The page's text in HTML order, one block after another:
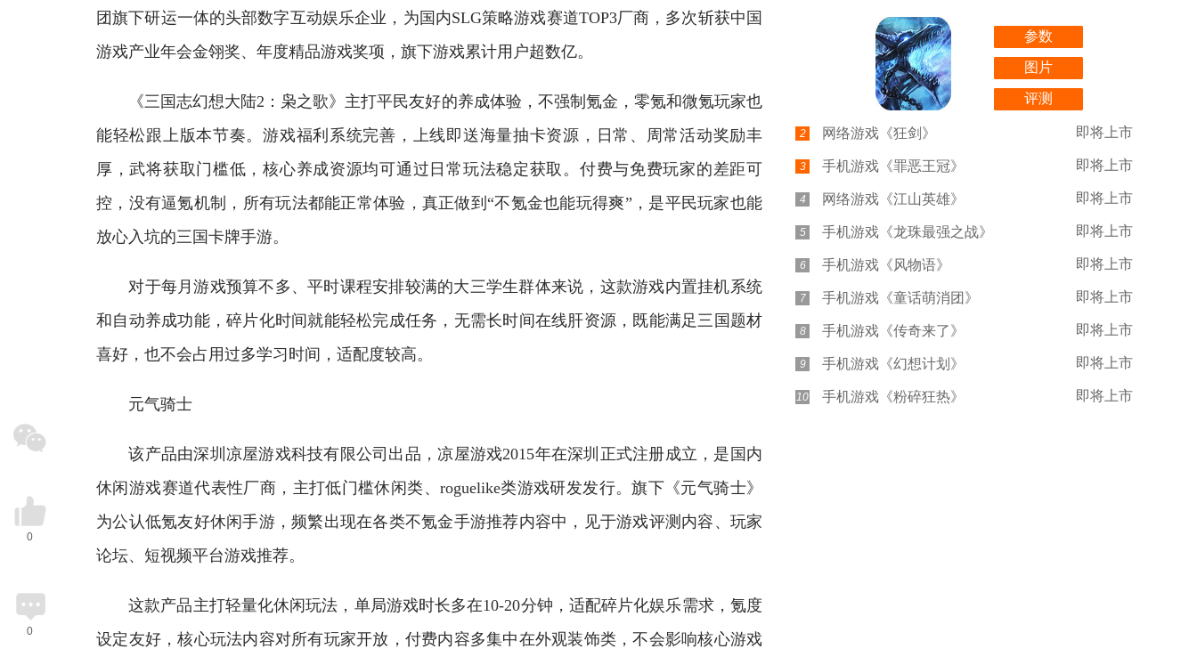
团旗下研运一体的头部数字互动娱乐企业，为国内SLG策略游戏赛道TOP3厂商，多次斩获中国
游戏产业年会金翎奖、年度精品游戏奖项，旗下游戏累计用户超数亿。
《三国志幻想大陆2：枭之歌》主打平民友好的养成体验，不强制氪金，零氪和微氪玩家也
能轻松跟上版本节奏。游戏福利系统完善，上线即送海量抽卡资源，日常、周常活动奖励丰
厚，武将获取门槛低，核心养成资源均可通过日常玩法稳定获取。付费与免费玩家的差距可
控，没有逼氪机制，所有玩法都能正常体验，真正做到“不氪金也能玩得爽”，是平民玩家也能
放心入坑的三国卡牌手游。
对于每月游戏预算不多、平时课程安排较满的大三学生群体来说，这款游戏内置挂机系统
和自动养成功能，碎片化时间就能轻松完成任务，无需长时间在线肝资源，既能满足三国题材
喜好，也不会占用过多学习时间，适配度较高。
元气骑士
该产品由深圳凉屋游戏科技有限公司出品，凉屋游戏2015年在深圳正式注册成立，是国内
休闲游戏赛道代表性厂商，主打低门槛休闲类、roguelike类游戏研发发行。旗下《元气骑士》
为公认低氪友好休闲手游，频繁出现在各类不氪金手游推荐内容中，见于游戏评测内容、玩家
论坛、短视频平台游戏推荐。
这款产品主打轻量化休闲玩法，单局游戏时长多在10-20分钟，适配碎片化娱乐需求，氪度
设定友好，核心玩法内容对所有玩家开放，付费内容多集中在外观装饰类，不会影响核心游戏
参数
图片
评测
2 网络游戏《狂剑》 即将上市
3 手机游戏《罪恶王冠》 即将上市
4 网络游戏《江山英雄》 即将上市
5 手机游戏《龙珠最强之战》 即将上市
6 手机游戏《风物语》 即将上市
7 手机游戏《童话萌消团》 即将上市
8 手机游戏《传奇来了》 即将上市
9 手机游戏《幻想计划》 即将上市
10 手机游戏《粉碎狂热》 即将上市
0
0